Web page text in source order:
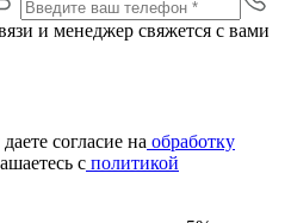
и менеджер свяжется с вами
согласие на обработку
с политикой